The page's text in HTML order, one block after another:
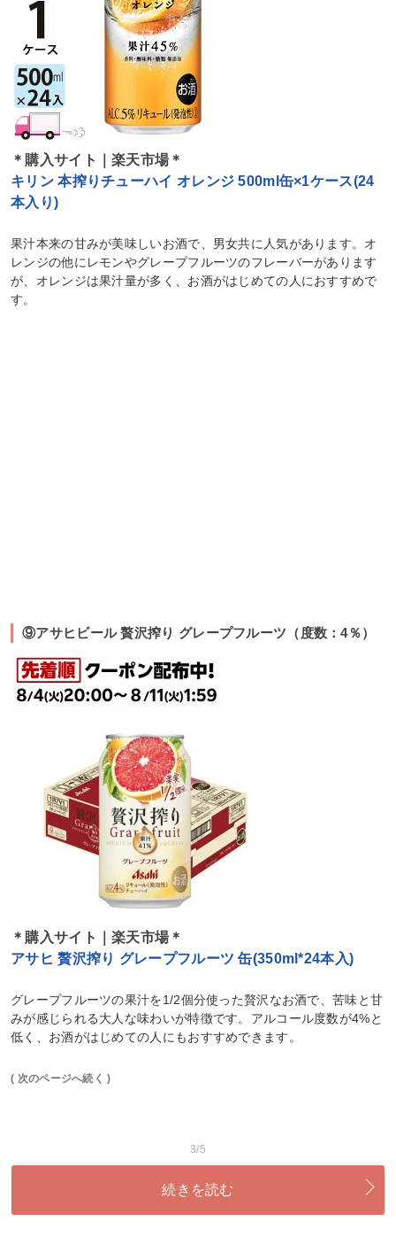
＊購入サイト｜楽天市場＊
キリン 本搾りチューハイ オレンジ 500ml缶×1ケース(24
本入り)
果汁本来の甘みが美味しいお酒で、男女共に人気があります。オ
レンジの他にレモンやグレープフルーツのフレーバーがあります
が、オレンジは果汁量が多く、お酒がはじめての人におすすめで
す。
⑨アサヒビール 贅沢搾り グレープフルーツ（度数：4％）
＊購入サイト｜楽天市場＊
アサヒ 贅沢搾り グレープフルーツ 缶(350ml*24本入)
グレープフルーツの果汁を1/2個分使った贅沢なお酒で、苦味と甘
みが感じられる大人な味わいが特徴です。アルコール度数が4%と
低く、お酒がはじめての人にもおすすめできます。
( 次のページへ続く )
3/5
続きを読む